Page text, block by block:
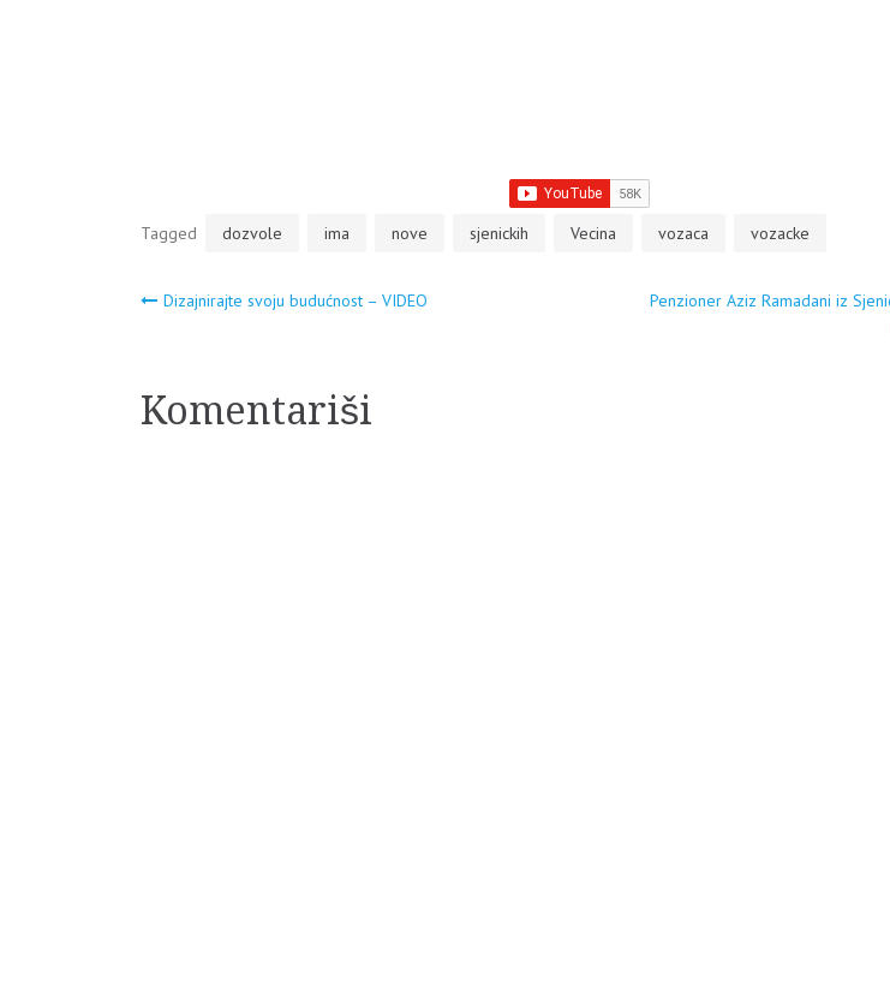
Tagged dozvole ima nove sjenickih Vecina vozaca vozacke
Navigacija
Dizajnirajte svoju budućnost – VIDEO
Penzioner Aziz Ramadani iz
Komentariši